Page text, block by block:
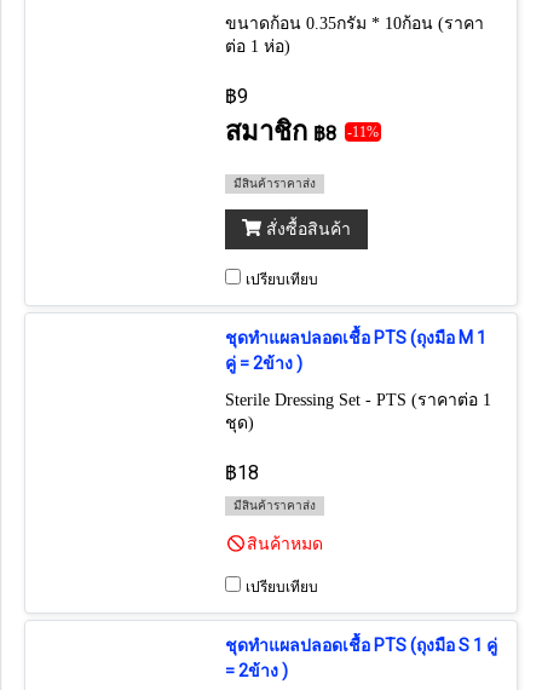
ขนาดก้อน 0.35กรัม * 10ก้อน (ราคา
ต่อ 1 ห่อ)
฿9
สมาชิก ฿8 -11%
มีสินค้าราคาส่ง
สั่งซื้อสินค้า
เปรียบเทียบ
ชุดทำแผลปลอดเชื้อ PTS (ถุงมือ M 1
คู่ = 2ข้าง )
Sterile Dressing Set - PTS (ราคาต่อ 1
ชุด)
฿18
มีสินค้าราคาส่ง
สินค้าหมด
เปรียบเทียบ
ชุดทำแผลปลอดเชื้อ PTS (ถุงมือ S 1 คู่
= 2ข้าง )